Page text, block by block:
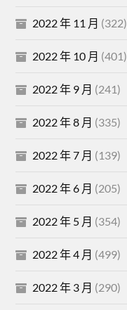
2022 年 11 月 (322)
2022 年 10 月 (401)
2022 年 9 月 (241)
2022 年 8 月 (335)
2022 年 7 月 (139)
2022 年 6 月 (205)
2022 年 5 月 (354)
2022 年 4 月 (499)
2022 年 3 月 (290)